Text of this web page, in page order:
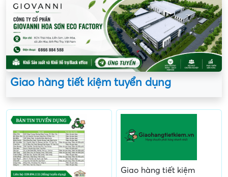
Giao hàng tiết kiệm tuyển dụng
Giao hàng tiết kiệm